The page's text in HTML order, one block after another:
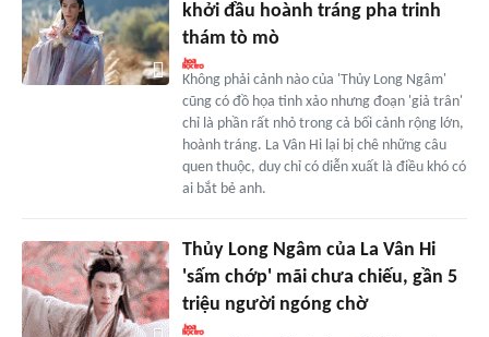
khởi đầu hoành tráng pha trinh
thám tò mò
Không phải cảnh nào của 'Thủy Long Ngâm'
cũng có đồ họa tinh xảo nhưng đoạn 'giả trân'
chỉ là phần rất nhỏ trong cả bối cảnh rộng lớn,
hoành tráng. La Vân Hi lại bị chê những câu
quen thuộc, duy chỉ có diễn xuất là điều khó có
ai bắt bẻ anh.
Thủy Long Ngâm của La Vân Hi
'sấm chớp' mãi chưa chiếu, gần 5
triệu người ngóng chờ